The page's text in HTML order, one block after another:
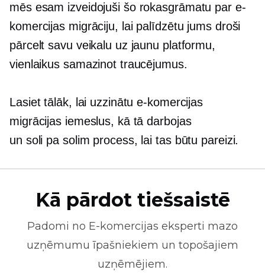
mēs esam izveidojuši šo rokasgrāmatu par e-
komercijas migrāciju, lai palīdzētu jums droši
pārcelt savu veikalu uz jaunu platformu,
vienlaikus samazinot traucējumus.
Lasiet tālāk, lai uzzinātu e-komercijas
migrācijas iemeslus, kā tā darbojas
un soli pa solim process, lai tas būtu pareizi.
Kā pārdot tiešsaistē
Padomi no E-komercijas eksperti mazo
uzņēmumu īpašniekiem un topošajiem
uzņēmējiem.